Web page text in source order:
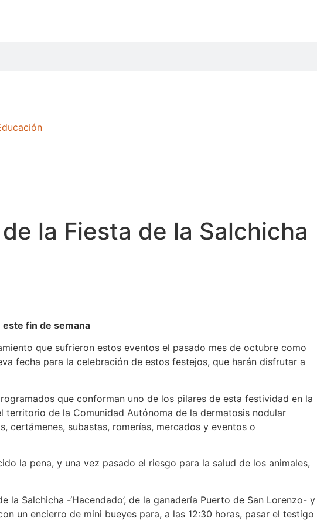
la Fiesta de la Salchicha
fin de semana
que sufrieron estos eventos el pasado mes de octubre como
fecha para la celebración de estos festejos, que harán disfrutar a
que conforman uno de los pilares de esta festividad en la
de la Comunidad Autónoma de la dermatosis nodular
certámenes, subastas, romerías, mercados y eventos o
la pena, y una vez pasado el riesgo para la salud de los animales,
Salchicha -‘Hacendado’, de la ganadería Puerto de San Lorenzo- y
un encierro de mini bueyes para, a las 12:30 horas, pasar el testigo